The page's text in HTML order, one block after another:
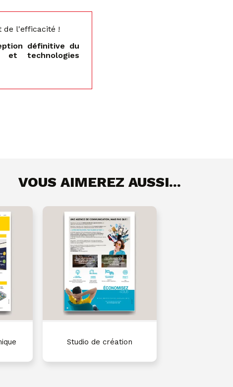
de l'efficacité !
définitive du
technologies
VOUS AIMEREZ AUSSI...
Studio de création